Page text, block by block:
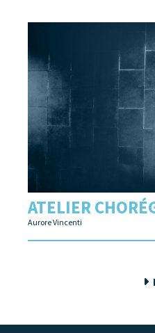
ATELIER
Aurore Vincenti